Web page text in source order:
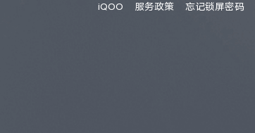
iQOO 服务政策 忘记锁屏密码